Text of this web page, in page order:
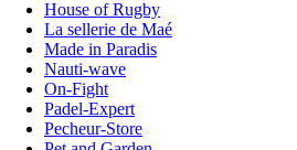
House of Rugby
La sellerie de Maé
Made in Paradis
Nauti-wave
On-Fight
Padel-Expert
Pecheur-Store